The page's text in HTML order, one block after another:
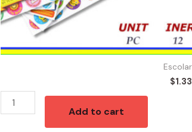
Escolar
$1.33
Add to cart